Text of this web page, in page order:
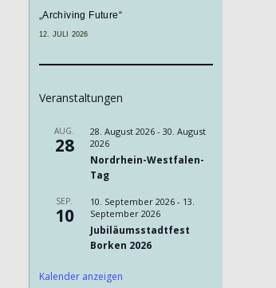
„Archiving Future“
12. JULI 2026
Veranstaltungen
AUG.
28
28. August 2026- 30. August
2026
Nordrhein-Westfalen-
Tag
SEP.
10
10. September 2026- 13.
September 2026
Jubiläumsstadtfest
Borken 2026
Kalender anzeigen